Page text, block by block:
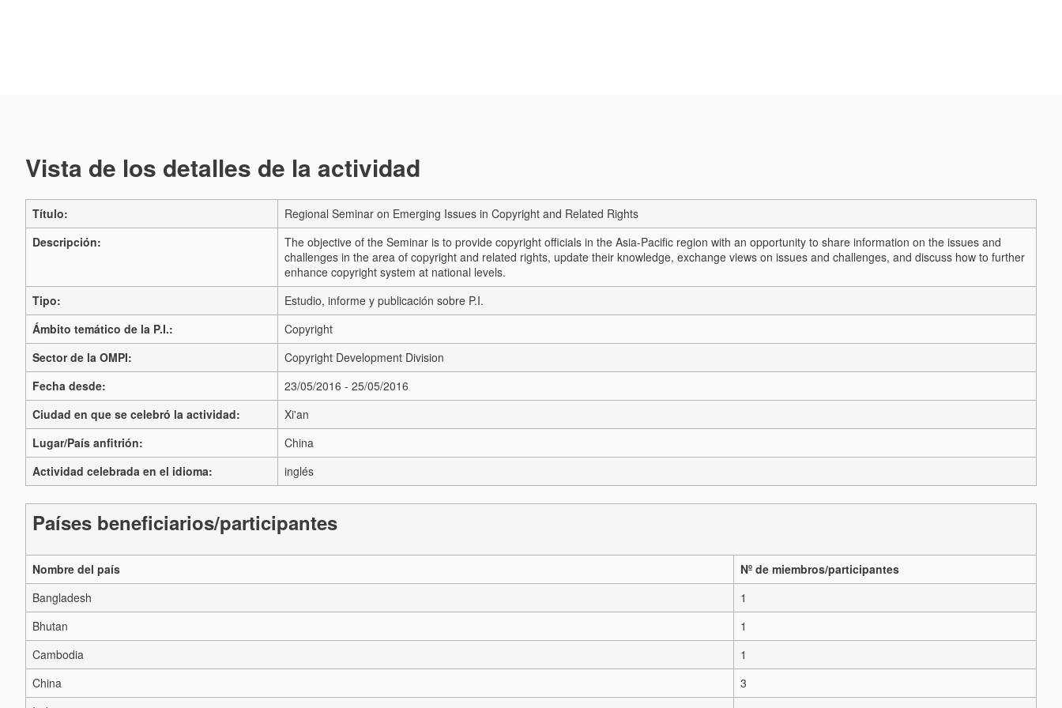
Vista de los detalles de la actividad
Título:
Regional Seminar on Emerging Issues in Copyright and Related Rights
Descripción:
The objective of the Seminar is to provide copyright officials in the Asia-Pacific region with an opportunity to share information on the issues and
challenges in the area of copyright and related rights, update their knowledge, exchange views on issues and challenges, and discuss how to further
enhance copyright system at national levels.
Tipo:
Estudio, informe y publicación sobre P.I.
Ámbito temático de la P.I.:
Copyright
Sector de la OMPI:
Copyright Development Division
Fecha desde:
23/05/2016 - 25/05/2016
Ciudad en que se celebró la actividad:
Xi'an
Lugar/País anfitrión:
China
Actividad celebrada en el idioma:
inglés
Países beneficiarios/participantes
Nombre del país
Nº de miembros/participantes
Bangladesh
1
Bhutan
1
Cambodia
1
China
3